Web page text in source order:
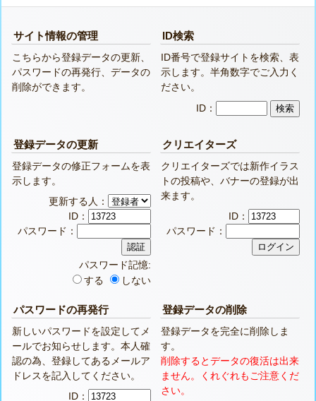
サイト情報の管理
こちらから登録データの更新、
パスワードの再発行、データの
削除ができます。
ID検索
ID番号で登録サイトを検索、表
示します。半角数字でご入力く
ださい。
ID：
登録データの更新
登録データの修正フォームを表
示します。
更新する人：
ID：
パスワード：
パスワード記憶:
する
しない
クリエイターズ
クリエイターズでは新作イラス
トの投稿や、バナーの登録が出
来ます。
ID：
パスワード：
パスワードの再発行
新しいパスワードを設定してメ
ールでお知らせします。本人確
認の為、登録してあるメールア
ドレスを記入してください。
ID：
登録データの削除
登録データを完全に削除しま
す。
削除するとデータの復活は出来
ません。くれぐれもご注意くだ
さい。